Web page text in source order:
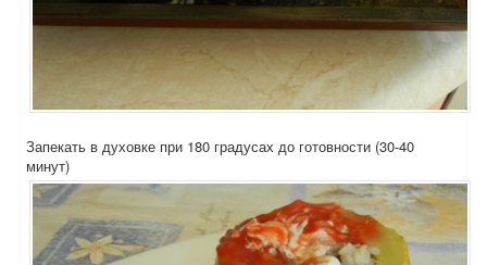
Запекать в духовке при 180 градусах до готовности (30-40
минут)